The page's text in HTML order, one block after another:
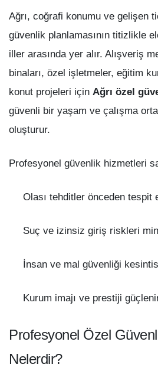
Ağrı, coğrafi konumu ve gelişen
güvenlik planlamasının titizlikle
iller arasında yer alır. Alışveriş
binaları, özel işletmeler, eğitim
konut projeleri için Ağrı özel
güvenli bir yaşam ve çalışma
oluşturur.
Profesyonel güvenlik hizmetleri
Olası tehditler önceden tespit
Suç ve izinsiz giriş riskleri
İnsan ve mal güvenliği
Kurum imajı ve prestiji
Profesyonel Özel
Nelerdir?